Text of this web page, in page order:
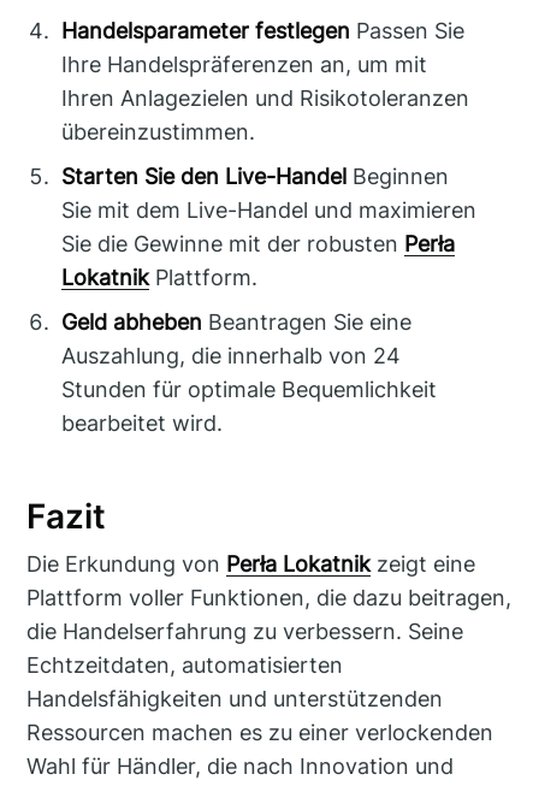
Handelsparameter festlegen Passen Sie
Ihre Handelspräferenzen an, um mit
Ihren Anlagezielen und Risikotoleranzen
übereinzustimmen.
Starten Sie den Live-Handel Beginnen
Sie mit dem Live-Handel und maximieren
Sie die Gewinne mit der robusten Perła
LokatnikPlattform.
Geld abheben Beantragen Sie eine
Auszahlung, die innerhalb von 24
Stunden für optimale Bequemlichkeit
bearbeitet wird.
Fazit
Die Erkundung von Perła Lokatnikzeigt eine
Plattform voller Funktionen, die dazu beitragen,
die Handelserfahrung zu verbessern. Seine
Echtzeitdaten, automatisierten
Handelsfähigkeiten und unterstützenden
Ressourcen machen es zu einer verlockenden
Wahl für Händler, die nach Innovation und